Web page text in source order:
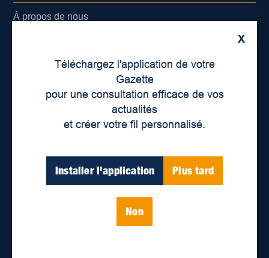
X
Téléchargez l'application de votre
Gazette
pour une consultation efficace de vos
actualités
et créer votre fil personnalisé.
Installer l'application Plus tard
Non
À propos de nous
Lieux de distribution